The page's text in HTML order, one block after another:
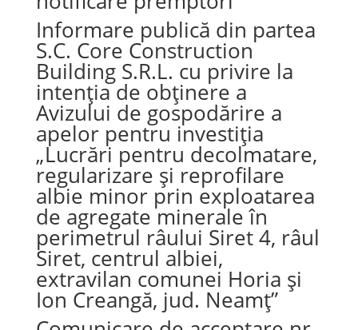
Informare publică din partea
S.C. Core Construction
Building S.R.L. cu privire la
intenția de obținere a
Avizului de gospodărire a
apelor pentru investiția
„Lucrări pentru decolmatare,
regularizare și reprofilare
albie minor prin exploatarea
de agregate minerale în
perimetrul râului Siret 4, râul
Siret, centrul albiei,
extravilan comunei Horia și
Ion Creangă, jud. Neamț”